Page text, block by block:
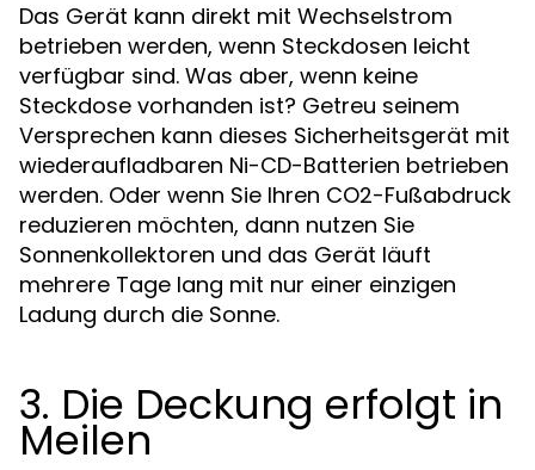
Das Gerät kann direkt mit Wechselstrom
betrieben werden, wenn Steckdosen leicht
verfügbar sind. Was aber, wenn keine
Steckdose vorhanden ist? Getreu seinem
Versprechen kann dieses Sicherheitsgerät mit
wiederaufladbaren Ni-CD-Batterien betrieben
werden. Oder wenn Sie Ihren CO2-Fußabdruck
reduzieren möchten, dann nutzen Sie
Sonnenkollektoren und das Gerät läuft
mehrere Tage lang mit nur einer einzigen
Ladung durch die Sonne.
3. Die Deckung erfolgt in
Meilen